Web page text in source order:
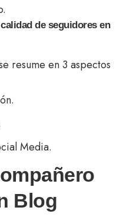
de seguidores en
resume en 3 aspectos
Media.
Blog